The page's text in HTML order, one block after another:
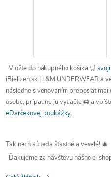
Vložte do nákupného košíka 🛒
iBielizen.sk | L&M UNDERWEAR a
následne s venovaním preposlať
osobe, prípadne ju vytlačte 🖨️ a
eDarčekovej poukážky.
Tak nech sú teda šťastné a veselé! 🎄
Ďakujeme za návštevu nášho e-